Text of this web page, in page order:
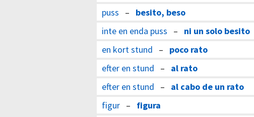
puss – besito, beso
inte en enda puss – ni un solo besito
en kort stund – poco rato
efter en stund – al rato
efter en stund – al cabo de un rato
figur – figura